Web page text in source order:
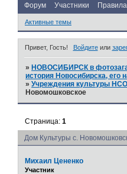
Форум Участники Правила
Активные темы
Привет, Гость! Войдитеили
» НОВОСИБИРСК в
история Новосибирска, его
»Учреждения культуры НСО
Новомошковское
Дом Культуры с.
Страница:1
Михаил Цененко
Участник